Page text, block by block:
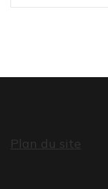
Plan du site